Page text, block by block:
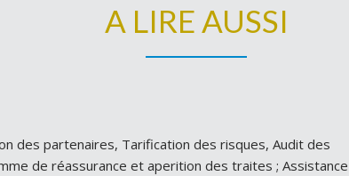
A LIRE AUSSI
des partenaires, Tarification des risques, Audit des
de réassurance et aperition des traites ; Assistance